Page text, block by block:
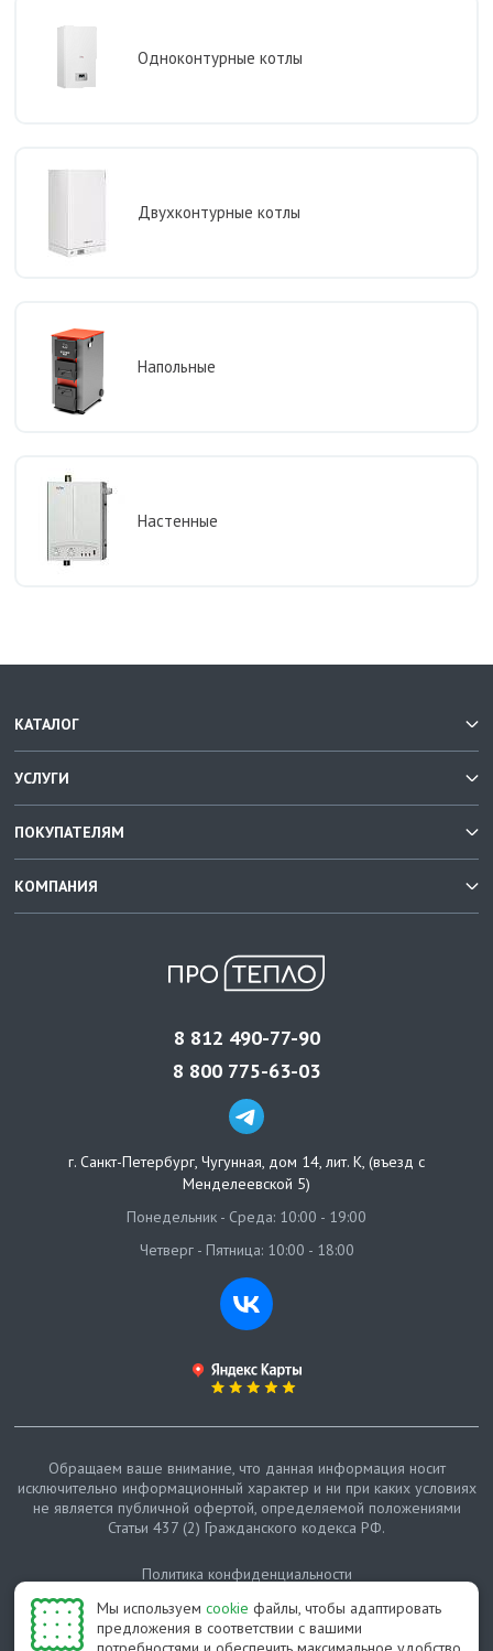
Одноконтурные котлы
Двухконтурные котлы
Напольные
Настенные
Мы используем cookie файлы, чтобы адаптировать
предложения в соответствии с вашими
КАТАЛОГ
УСЛУГИ
ПОКУПАТЕЛЯМ
КОМПАНИЯ
8 812 490-77-90
8 800 775-63-03
г. Санкт-Петербург, Чугунная, дом 14, лит. К, (въезд с
Менделеевской 5)
Понедельник - Среда: 10:00 - 19:00
Четверг - Пятница: 10:00 - 18:00
Обращаем ваше внимание, что данная информация носит
исключительно информационный характер и ни при каких условиях
не является публичной офертой, определяемой положениями
Статьи 437 (2) Гражданского кодекса РФ.
Политика конфиденциальности
Карта сайта